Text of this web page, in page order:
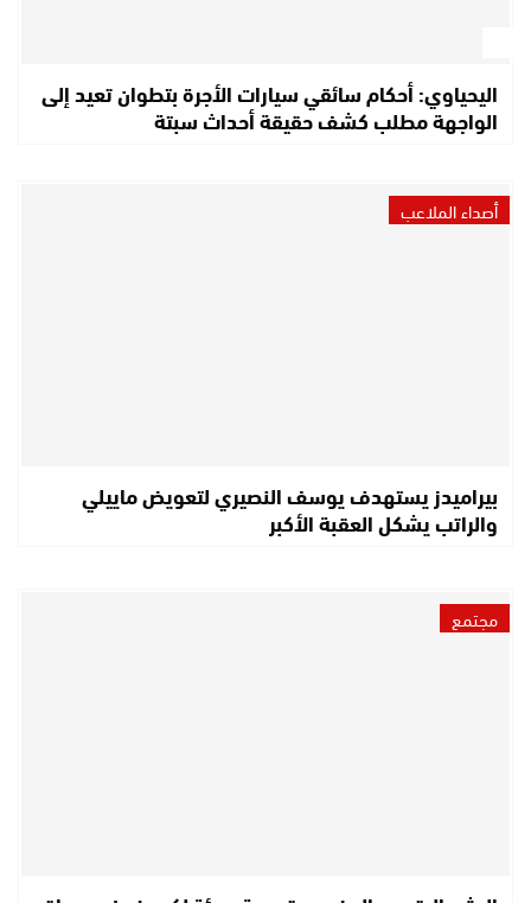
اليحياوي: أحكام سائقي سيارات الأجرة بتطوان تعيد إلى
الواجهة مطلب كشف حقيقة أحداث سبتة
أصداء الملاعب
بيراميدز يستهدف يوسف النصيري لتعويض ماييلي
والراتب يشكل العقبة الأكبر
مجتمع